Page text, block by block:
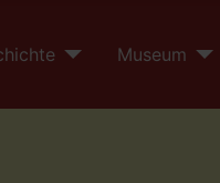
Museum